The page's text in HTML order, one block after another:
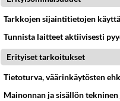
2 Äänestä
Tarkkojen sijaintitietojen
Tunnista laitteet aktiivisesti
Erityiset tarkoitukset
Tietoturva, väärinkäytösten
Mainonnan ja sisällön tekninen